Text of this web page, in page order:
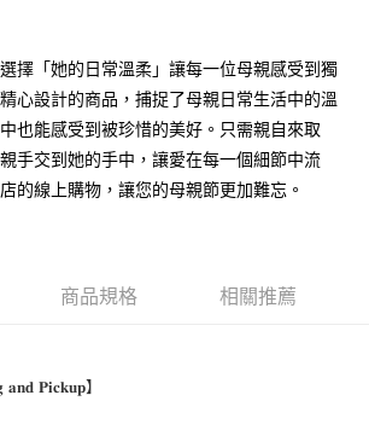
取 無配送服務
擇「她的日常溫柔」讓每一位母親感受到獨
心設計的商品，捕捉了母親日常生活中的溫
也能感受到被珍惜的美好。只需親自來取
手交到她的手中，讓愛在每一個細節中流
的線上購物，讓您的母親節更加難忘。
商品規格 相關推薦
𝐏𝐢𝐜𝐤𝐮𝐩】